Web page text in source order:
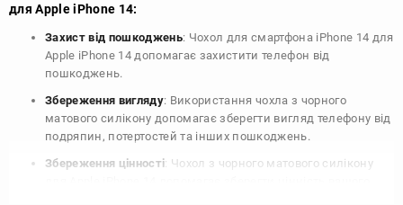
для Apple iPhone 14:
Захист від пошкоджень: Чохол для смартфона iPhone 14 для
Apple iPhone 14 допомагає захистити телефон від
пошкоджень.
Збереження вигляду: Використання чохла з чорного
матового силікону допомагає зберегти вигляд телефону від
подряпин, потертостей та інших пошкоджень.
Збереження цінності: Чохол з чорного матового силікону